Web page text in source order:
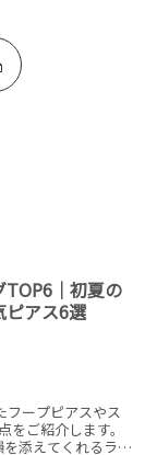
TOP6｜初夏の
ピアス6選
フープピアスやス
ご紹介します。
添えてくれるライ